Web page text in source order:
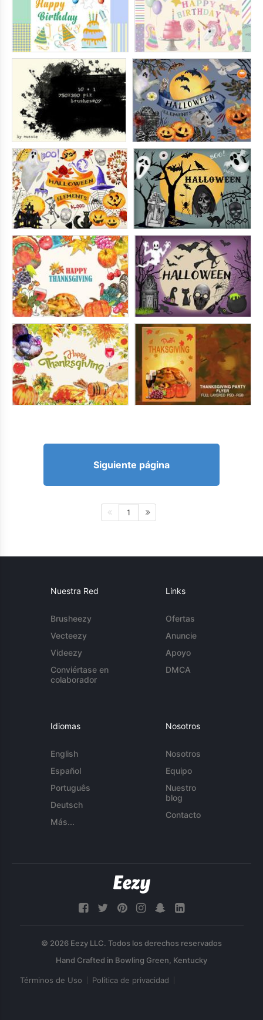
Siguiente página
1
Nuestra Red
Brusheezy
Vecteezy
Videezy
Conviértase en
colaborador
Links
Ofertas
Anuncie
Apoyo
DMCA
Idiomas
English
Español
Português
Deutsch
Más...
Nosotros
Nosotros
Equipo
Nuestro
blog
Contacto
© 2026 Eezy LLC. Todos los derechos reservados
Términos de Uso Política de privacidad